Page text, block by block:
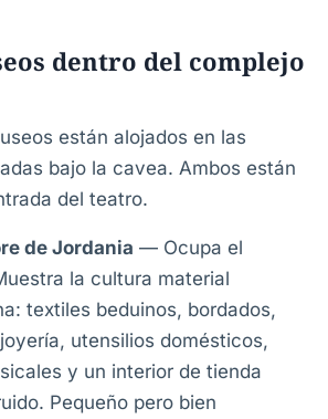
dentro del complejo
están alojados en las
bajo la cavea. Ambos están
del teatro.
de Jordania — Ocupa el
la cultura material
textiles beduinos, bordados,
utensilios domésticos,
y un interior de tienda
Pequeño pero bien